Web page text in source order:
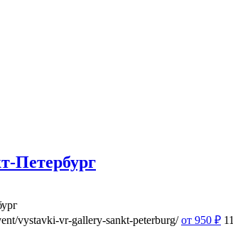
Петербург
vystavki-vr-gallery-sankt-peterburg/ от 950 ₽